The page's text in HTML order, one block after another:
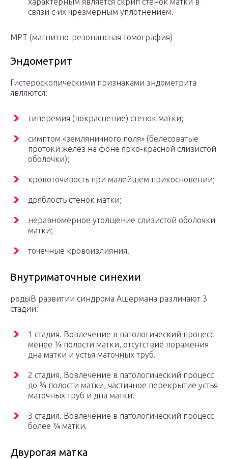
связи с их чрезмерным уплотнением.
МРТ (магнитно-резонансная томография)
Эндометрит
Гистероскопическими признаками эндометрита
являются:
гиперемия (покраснение) стенок матки;
симптом «земляничного поля» (белесоватые
протоки желез на фоне ярко-красной слизистой
оболочки);
кровоточивость при малейшем прикосновении;
дряблость стенок матки;
неравномерное утолщение слизистой оболочки
матки;
точечные кровоизлияния.
Внутриматочные синехии
родыВ развитии синдрома Ашермана различают 3
стадии:
1 стадия. Вовлечение в патологический процесс
менее ¼ полости матки, отсутствие поражения
дна матки и устья маточных труб.
2 стадия. Вовлечение в патологический процесс
до ¾ полости матки, частичное перекрытие устья
маточных труб и дна матки.
3 стадия. Вовлечение в патологический процесс
более ¾ матки.
Двурогая матка